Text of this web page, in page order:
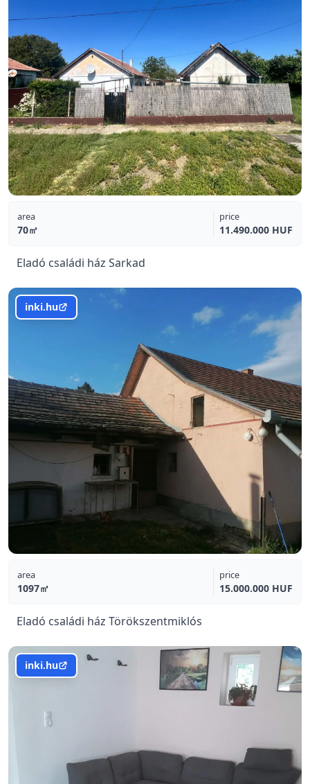
area
70㎡
price
11.490.000 HUF
Eladó családi ház Sarkad
inki.hu
area
1097㎡
price
15.000.000 HUF
Eladó családi ház Törökszentmiklós
inki.hu